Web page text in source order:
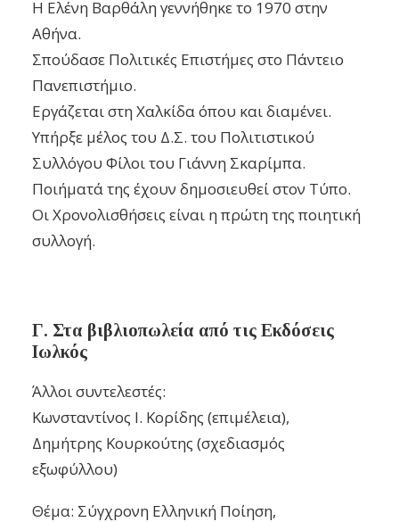
Η Ελένη Βαρθάλη γεννήθηκε το 1970 στην
Αθήνα.
Σπούδασε Πολιτικές Επιστήμες στο Πάντειο
Πανεπιστήμιο.
Εργάζεται στη Χαλκίδα όπου και διαμένει.
Υπήρξε μέλος του Δ.Σ. του Πολιτιστικού
Συλλόγου Φίλοι του Γιάννη Σκαρίμπα.
Ποιήματά της έχουν δημοσιευθεί στον Τύπο.
Οι Χρονολισθήσεις είναι η πρώτη της ποιητική
συλλογή.
Γ. Στα βιβλιοπωλεία από τις Εκδόσεις
Ιωλκός
Άλλοι συντελεστές:
Κωνσταντίνος Ι. Κορίδης (επιμέλεια),
Δημήτρης Κουρκούτης (σχεδιασμός
εξωφύλλου)
Θέμα: Σύγχρονη Ελληνική Ποίηση,